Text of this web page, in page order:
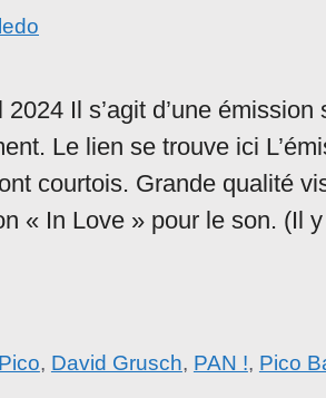
Il s’agit d’une
Le lien se trouve ici
courtois. Grande qualité
« In Love » pour le son. (Il
, David Grusch, PAN !, Pico